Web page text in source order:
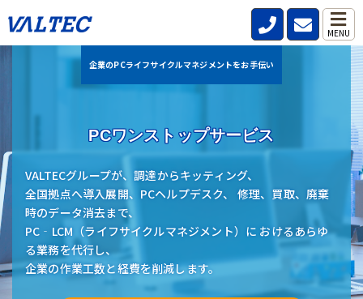
MENU
企業のPCライフサイクルマネジメントをお手伝い
PCワンストップサービス
VALTECグループが、調達からキッティング、
全国拠点へ導入展開、PCヘルプデスク、 修理、買取、廃棄
時のデータ消去まで、
PC‐LCM（ライフサイクルマネジメント）に おけるあらゆ
る業務を代行し、
企業の作業工数と経費を削減します。